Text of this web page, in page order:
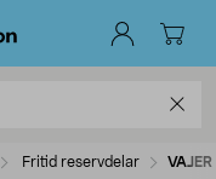
Fritid reservdelar